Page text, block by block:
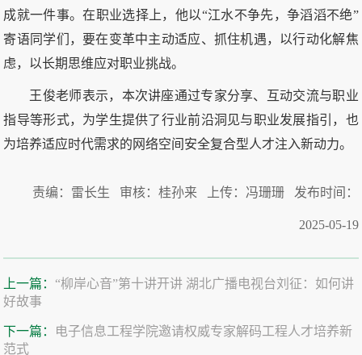
成就一件事。在职业选择上，他以“江水不争先，争滔滔不绝”
寄语同学们，要在变革中主动适应、抓住机遇，以行动化解焦
虑，以长期思维应对职业挑战。
王俊老师表示，本次讲座通过专家分享、互动交流与职业
指导等形式，为学生提供了行业前沿洞见与职业发展指引，也
为培养适应时代需求的网络空间安全复合型人才注入新动力。
责编：雷长生 审核：桂孙来 上传：冯珊珊 发布时间：
2025-05-19
上一篇： “柳岸心音”第十讲开讲 湖北广播电视台刘征：如何讲
好故事
下一篇： 电子信息工程学院邀请权威专家解码工程人才培养新
范式